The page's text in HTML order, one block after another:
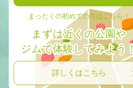
まったくの初めての方はこちら！
まずは近くの公園や
ジムで体験してみよう
詳しくはこちら